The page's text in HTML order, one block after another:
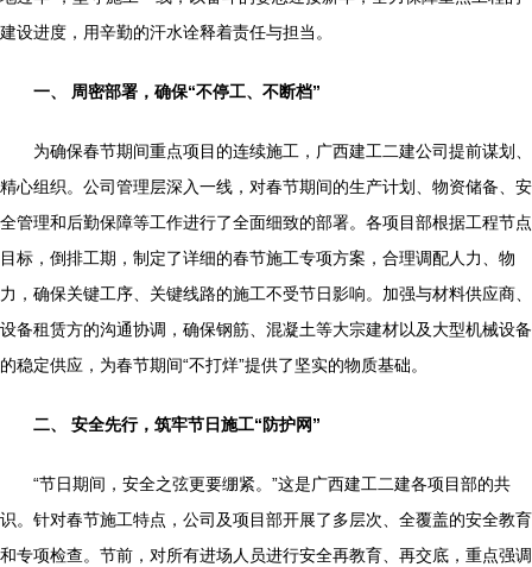
建设进度，用辛勤的汗水诠释着责任与担当。
一、 周密部署，确保“不停工、不断档”
为确保春节期间重点项目的连续施工，广西建工二建公司提前谋划、
精心组织。公司管理层深入一线，对春节期间的生产计划、物资储备、安
全管理和后勤保障等工作进行了全面细致的部署。各项目部根据工程节点
目标，倒排工期，制定了详细的春节施工专项方案，合理调配人力、物
力，确保关键工序、关键线路的施工不受节日影响。加强与材料供应商、
设备租赁方的沟通协调，确保钢筋、混凝土等大宗建材以及大型机械设备
的稳定供应，为春节期间“不打烊”提供了坚实的物质基础。
二、 安全先行，筑牢节日施工“防护网”
“节日期间，安全之弦更要绷紧。”这是广西建工二建各项目部的共
识。针对春节施工特点，公司及项目部开展了多层次、全覆盖的安全教育
和专项检查。节前，对所有进场人员进行安全再教育、再交底，重点强调